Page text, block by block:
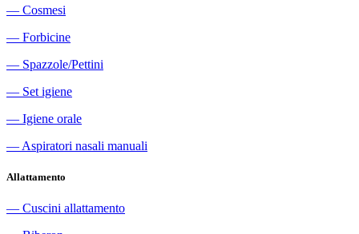
― Cosmesi
― Forbicine
― Spazzole/Pettini
― Set igiene
― Igiene orale
― Aspiratori nasali manuali
Allattamento
― Cuscini allattamento